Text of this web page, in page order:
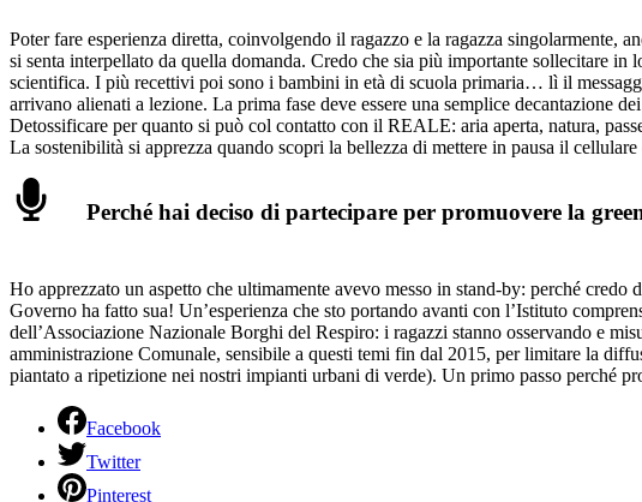
Poter fare esperienza diretta, coinvolgendo il ragazzo e la ragazza singolarmente,
si senta interpellato da quella domanda. Credo che sia più importante sollecitare
scientifica. I più recettivi poi sono i bambini in età di scuola primaria… lì il
arrivano alienati a lezione. La prima fase deve essere una semplice decantazione
Detossificare per quanto si può col contatto con il REALE: aria aperta, natura,
La sostenibilità si apprezza quando scopri la bellezza di mettere in pausa il
Perché hai deciso di partecipare per promuovere la
Ho apprezzato un aspetto che ultimamente avevo messo in stand-by: perché
Governo ha fatto sua! Un’esperienza che sto portando avanti con l’Istituto
dell’Associazione Nazionale Borghi del Respiro: i ragazzi stanno osservando e
amministrazione Comunale, sensibile a questi temi fin dal 2015, per limitare la
piantato a ripetizione nei nostri impianti urbani di verde). Un primo passo perché
Facebook
Twitter
Pinterest